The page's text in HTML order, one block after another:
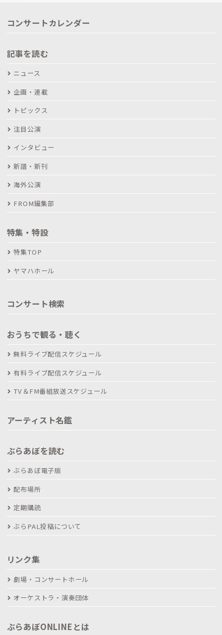
コンサートカレンダー
記事を読む
ニュース
企画・連載
トピックス
注目公演
インタビュー
新譜・新刊
海外公演
FROM編集部
特集・特設
特集TOP
ヤマハホール
コンサート検索
おうちで観る・聴く
無料ライブ配信スケジュール
有料ライブ配信スケジュール
TV＆FM番組放送スケジュール
アーティスト名鑑
ぶらあぼを読む
ぶらあぼ電子版
配布場所
定期購読
ぶらPAL投稿について
リンク集
劇場・コンサートホール
オーケストラ・演奏団体
ぶらあぼONLINEとは